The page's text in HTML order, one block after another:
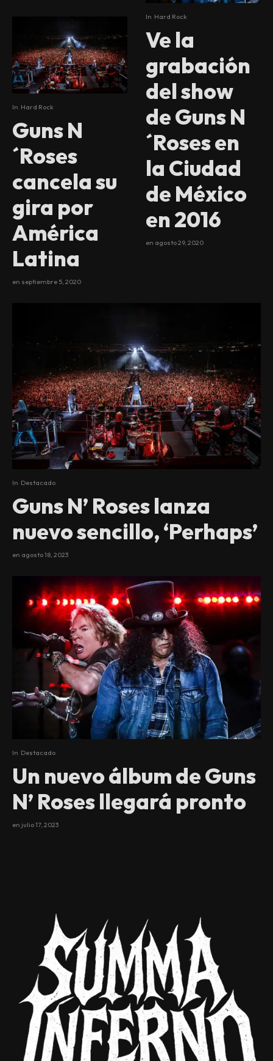
In Hard Rock
Guns N
´Roses
cancela su
gira por
América
Latina
en septiembre 5, 2020
In Hard Rock
Ve la
grabación
del show
de Guns N
´Roses en
la Ciudad
de México
en 2016
en agosto 29, 2020
In Destacado
Guns N’ Roses lanza
nuevo sencillo, ‘Perhaps’
en agosto 18, 2023
In Destacado
Un nuevo álbum de Guns
N’ Roses llegará pronto
en julio 17, 2023